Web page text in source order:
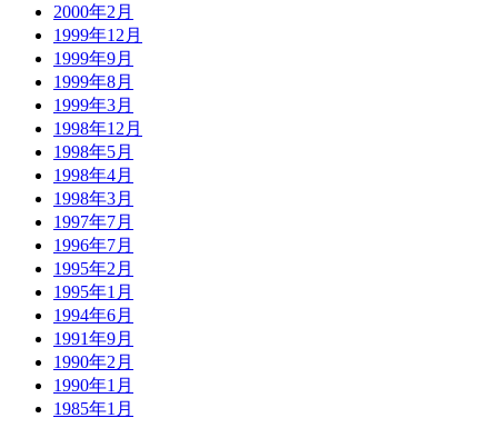
2000年2月
1999年12月
1999年9月
1999年8月
1999年3月
1998年12月
1998年5月
1998年4月
1998年3月
1997年7月
1996年7月
1995年2月
1995年1月
1994年6月
1991年9月
1990年2月
1990年1月
1985年1月